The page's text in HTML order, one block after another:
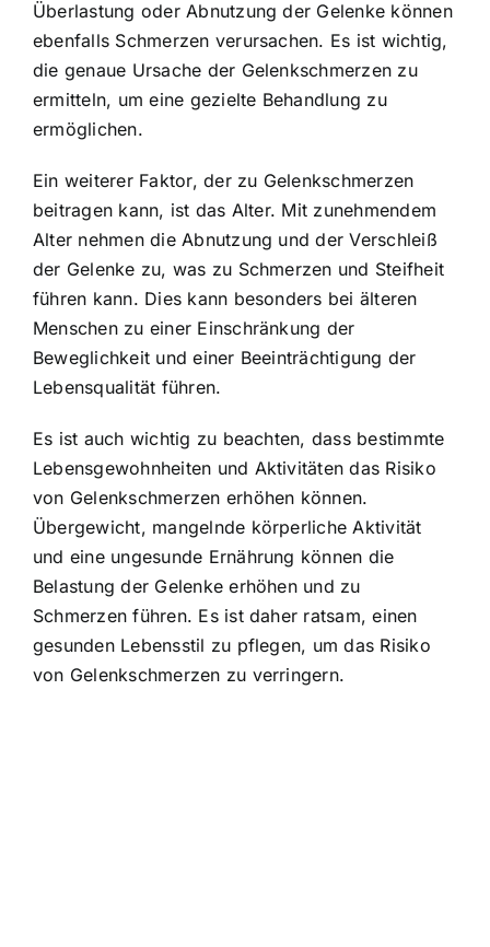
Überlastung oder Abnutzung der Gelenke können
ebenfalls Schmerzen verursachen. Es ist wichtig,
die genaue Ursache der Gelenkschmerzen zu
ermitteln, um eine gezielte Behandlung zu
ermöglichen.
Ein weiterer Faktor, der zu Gelenkschmerzen
beitragen kann, ist das Alter. Mit zunehmendem
Alter nehmen die Abnutzung und der Verschleiß
der Gelenke zu, was zu Schmerzen und Steifheit
führen kann. Dies kann besonders bei älteren
Menschen zu einer Einschränkung der
Beweglichkeit und einer Beeinträchtigung der
Lebensqualität führen.
Es ist auch wichtig zu beachten, dass bestimmte
Lebensgewohnheiten und Aktivitäten das Risiko
von Gelenkschmerzen erhöhen können.
Übergewicht, mangelnde körperliche Aktivität
und eine ungesunde Ernährung können die
Belastung der Gelenke erhöhen und zu
Schmerzen führen. Es ist daher ratsam, einen
gesunden Lebensstil zu pflegen, um das Risiko
von Gelenkschmerzen zu verringern.